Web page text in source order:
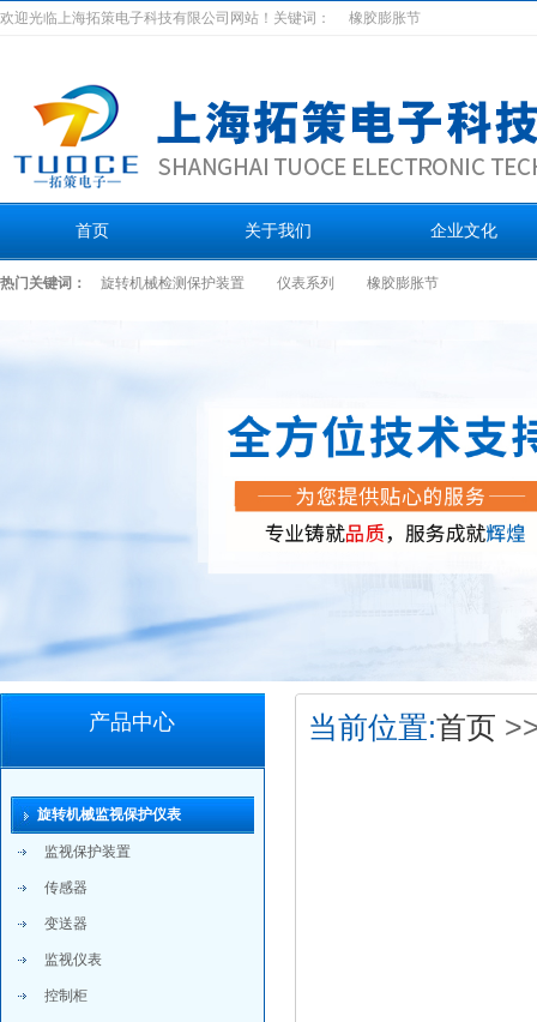
欢迎光临上海拓策电子科技有限公司网站！关键词： 橡胶膨胀节
首页 关于我们 企业文化
热门关键词： 旋转机械检测保护装置 仪表系列 橡胶膨胀节
产品中心
旋转机械监视保护仪表
监视保护装置
传感器
变送器
监视仪表
控制柜
当前位置:首页